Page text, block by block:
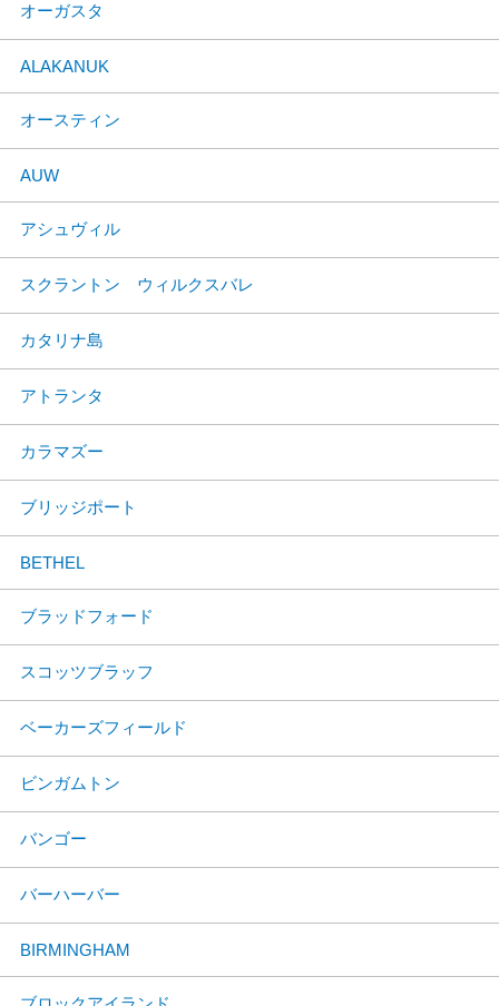
オーガスタ
ALAKANUK
オースティン
AUW
アシュヴィル
スクラントン ウィルクスバレ
カタリナ島
アトランタ
カラマズー
ブリッジポート
BETHEL
ブラッドフォード
スコッツブラッフ
ベーカーズフィールド
ビンガムトン
バンゴー
バーハーバー
BIRMINGHAM